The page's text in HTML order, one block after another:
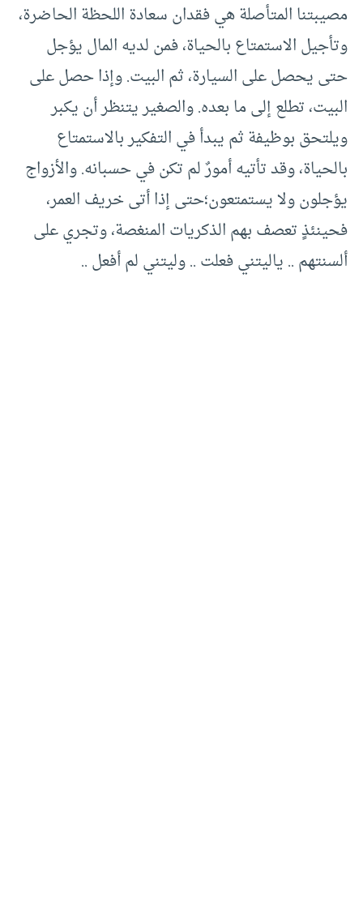
مصيبتنا المتأصلة هي فقدان سعادة اللحظة الحاضرة،
وتأجيل الاستمتاع بالحياة، فمن لديه المال يؤجل
حتى يحصل على السيارة، ثم البيت. وإذا حصل على
البيت، تطلع إلى ما بعده. والصغير يتنظر أن يكبر
ويلتحق بوظيفة ثم يبدأ في التفكير بالاستمتاع
بالحياة، وقد تأتيه أمورٌ لم تكن في حسبانه. والأزواج
يؤجلون ولا يستمتعون؛حتى إذا أتى خريف العمر،
فحينئذٍ تعصف بهم الذكريات المنغصة، وتجري على
ألسنتهم .. ياليتني فعلت .. وليتني لم أفعل ..